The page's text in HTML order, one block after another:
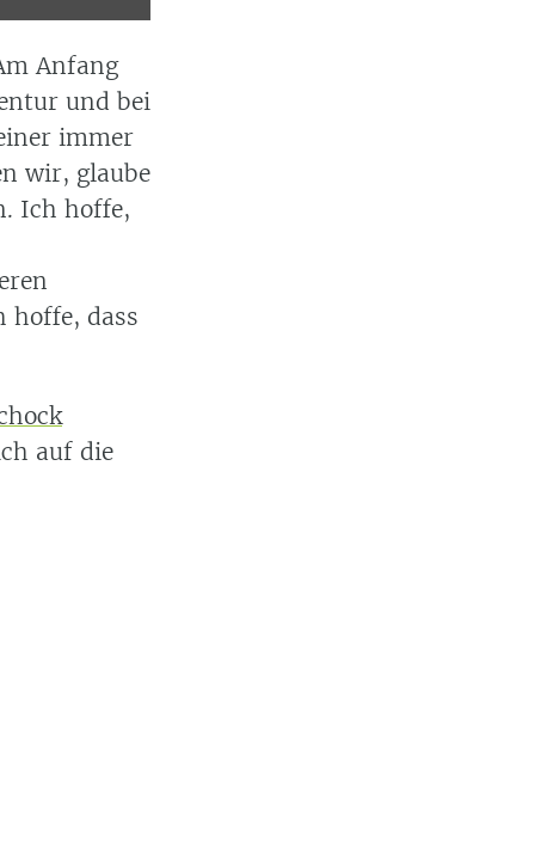
Anfang
und bei
immer
wir, glaube
Ich hoffe,
hoffe, dass
auf die